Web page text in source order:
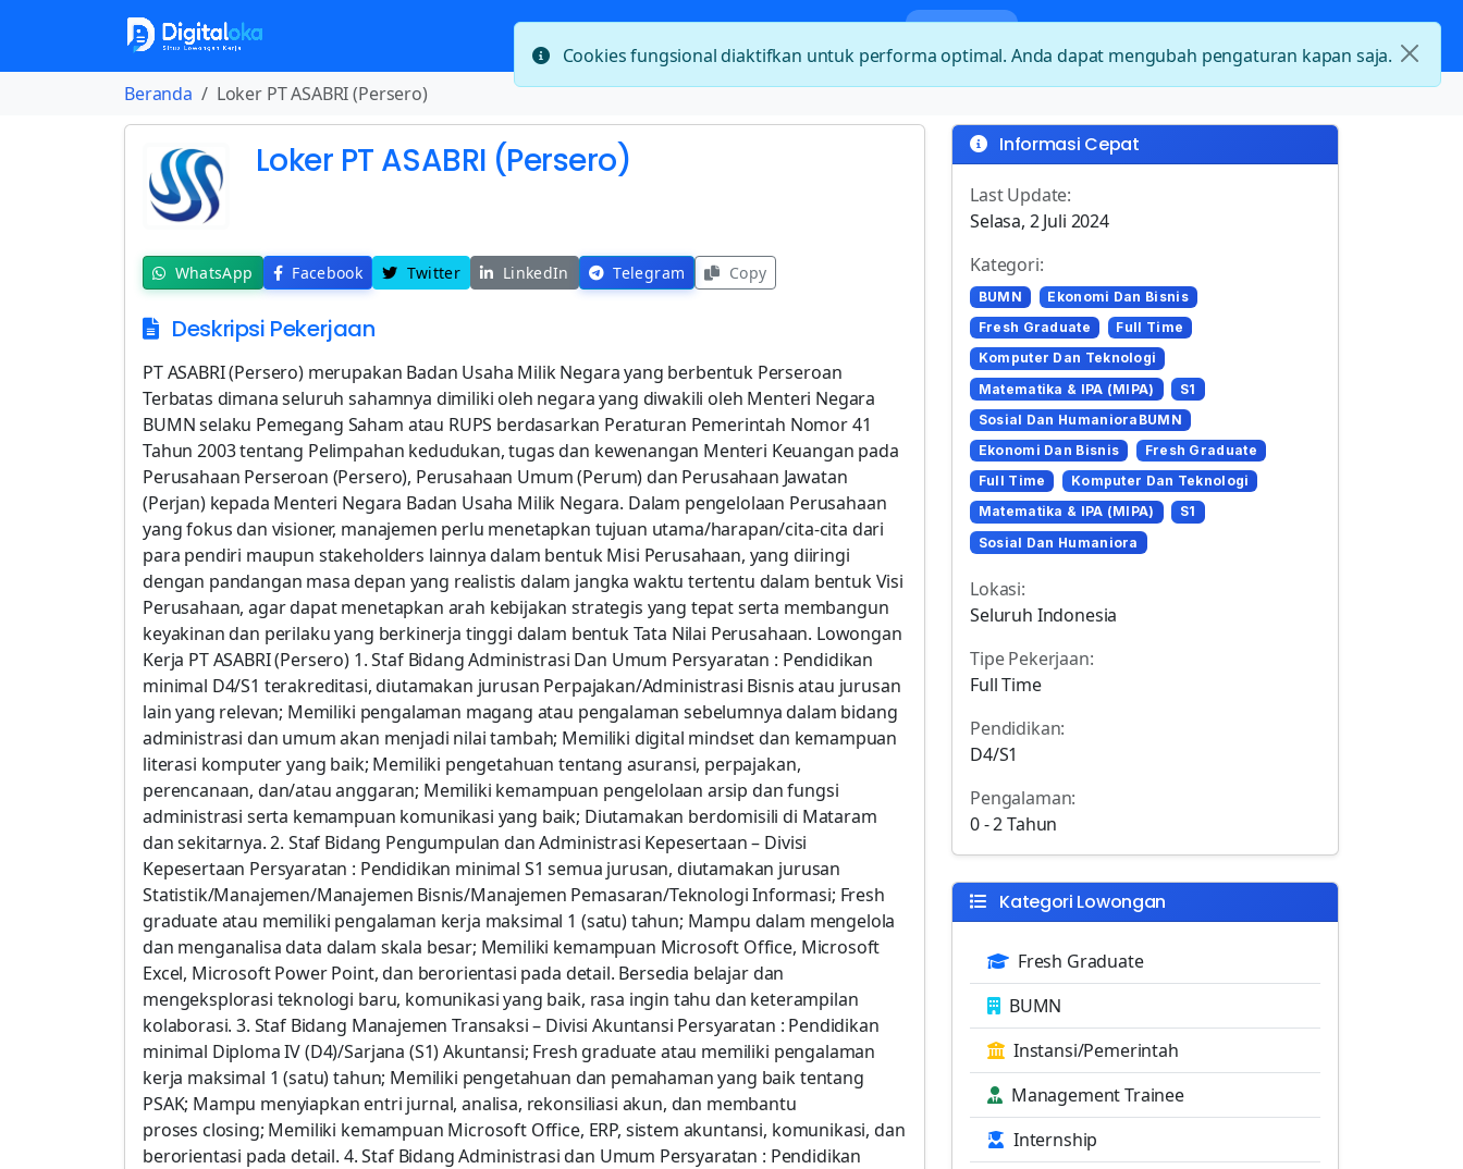
Beranda Loker PT ASABRI (Persero)
Loker PT ASABRI (Persero)
WhatsApp Facebook Twitter LinkedIn Telegram Copy
Deskripsi Pekerjaan
PT ASABRI (Persero) merupakan Badan Usaha Milik Negara yang berbentuk Perseroan
Terbatas dimana seluruh sahamnya dimiliki oleh negara yang diwakili oleh Menteri Negara
BUMN selaku Pemegang Saham atau RUPS berdasarkan Peraturan Pemerintah Nomor 41
Tahun 2003 tentang Pelimpahan kedudukan, tugas dan kewenangan Menteri Keuangan pada
Perusahaan Perseroan (Persero), Perusahaan Umum (Perum) dan Perusahaan Jawatan
(Perjan) kepada Menteri Negara Badan Usaha Milik Negara. Dalam pengelolaan Perusahaan
yang fokus dan visioner, manajemen perlu menetapkan tujuan utama/harapan/cita-cita dari
para pendiri maupun stakeholders lainnya dalam bentuk Misi Perusahaan, yang diiringi
dengan pandangan masa depan yang realistis dalam jangka waktu tertentu dalam bentuk Visi
Perusahaan, agar dapat menetapkan arah kebijakan strategis yang tepat serta membangun
keyakinan dan perilaku yang berkinerja tinggi dalam bentuk Tata Nilai Perusahaan. Lowongan
Kerja PT ASABRI (Persero) 1. Staf Bidang Administrasi Dan Umum Persyaratan : Pendidikan
minimal D4/S1 terakreditasi, diutamakan jurusan Perpajakan/Administrasi Bisnis atau jurusan
lain yang relevan; Memiliki pengalaman magang atau pengalaman sebelumnya dalam bidang
administrasi dan umum akan menjadi nilai tambah; Memiliki digital mindset dan kemampuan
literasi komputer yang baik; Memiliki pengetahuan tentang asuransi, perpajakan,
perencanaan, dan/atau anggaran; Memiliki kemampuan pengelolaan arsip dan fungsi
administrasi serta kemampuan komunikasi yang baik; Diutamakan berdomisili di Mataram
dan sekitarnya. 2. Staf Bidang Pengumpulan dan Administrasi Kepesertaan – Divisi
Kepesertaan Persyaratan : Pendidikan minimal S1 semua jurusan, diutamakan jurusan
Statistik/Manajemen/Manajemen Bisnis/Manajemen Pemasaran/Teknologi Informasi; Fresh
graduate atau memiliki pengalaman kerja maksimal 1 (satu) tahun; Mampu dalam mengelola
dan menganalisa data dalam skala besar; Memiliki kemampuan Microsoft Office, Microsoft
Excel, Microsoft Power Point, dan berorientasi pada detail. Bersedia belajar dan
mengeksplorasi teknologi baru, komunikasi yang baik, rasa ingin tahu dan keterampilan
kolaborasi. 3. Staf Bidang Manajemen Transaksi – Divisi Akuntansi Persyaratan : Pendidikan
minimal Diploma IV (D4)/Sarjana (S1) Akuntansi; Fresh graduate atau memiliki pengalaman
kerja maksimal 1 (satu) tahun; Memiliki pengetahuan dan pemahaman yang baik tentang
PSAK; Mampu menyiapkan entri jurnal, analisa, rekonsiliasi akun, dan membantu
proses closing; Memiliki kemampuan Microsoft Office, ERP, sistem akuntansi, komunikasi, dan
berorientasi pada detail. 4. Staf Bidang Administrasi dan Umum Persyaratan : Pendidikan
Informasi Cepat
Last Update:
Selasa, 2 Juli 2024
Kategori:
BUMN
Ekonomi Dan Bisnis
Fresh Graduate
Full Time
Komputer Dan Teknologi
Matematika & IPA (MIPA)
S1
Sosial Dan HumanioraBUMN
Ekonomi Dan Bisnis
Fresh Graduate
Full Time
Komputer Dan Teknologi
Matematika & IPA (MIPA)
S1
Sosial Dan Humaniora
Lokasi:
Seluruh Indonesia
Tipe Pekerjaan:
Full Time
Pendidikan:
D4/S1
Pengalaman:
0 - 2 Tahun
Kategori Lowongan
Fresh Graduate
BUMN
Instansi/Pemerintah
Management Trainee
Internship
Cookies fungsional diaktifkan untuk performa optimal. Anda dapat mengubah pengaturan kapan saja.